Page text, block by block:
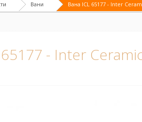
Вани Вана ICL 65177 - Inter
- Inter